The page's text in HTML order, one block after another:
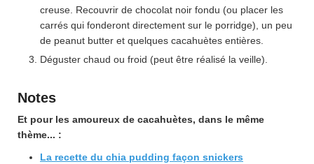
creuse. Recouvrir de chocolat noir fondu (ou placer les
carrés qui fonderont directement sur le porridge), un peu
de peanut butter et quelques cacahuètes entières.
Déguster chaud ou froid (peut être réalisé la veille).
Notes
Et pour les amoureux de cacahuètes, dans le même
thème... :
La recette du chia pudding façon snickers